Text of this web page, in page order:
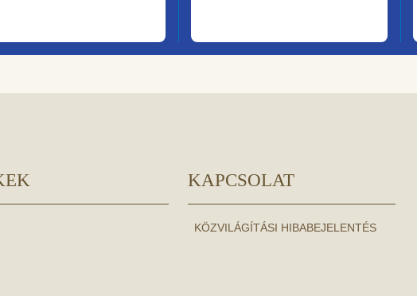
KAPCSOLAT
KÖZVILÁGÍTÁSI HIBABEJELENTÉS